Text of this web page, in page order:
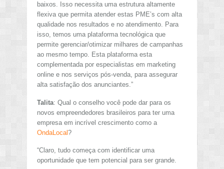
baixos. Isso necessita uma estrutura altamente
flexiva que permita atender estas PME’s com alta
qualidade nos resultados e no atendimento. Para
isso, temos uma plataforma tecnológica que
permite gerenciar/otimizar milhares de campanhas
ao mesmo tempo. Esta plataforma esta
complementada por especialistas em marketing
online e nos serviços pós-venda, para assegurar
alta satisfação dos anunciantes.”
Talita: Qual o conselho você pode dar para os
novos empreendedores brasileiros para ter uma
empresa em incrível crescimento como a
OndaLocal ?
“Claro, tudo começa com identificar uma
oportunidade que tem potencial para ser grande.